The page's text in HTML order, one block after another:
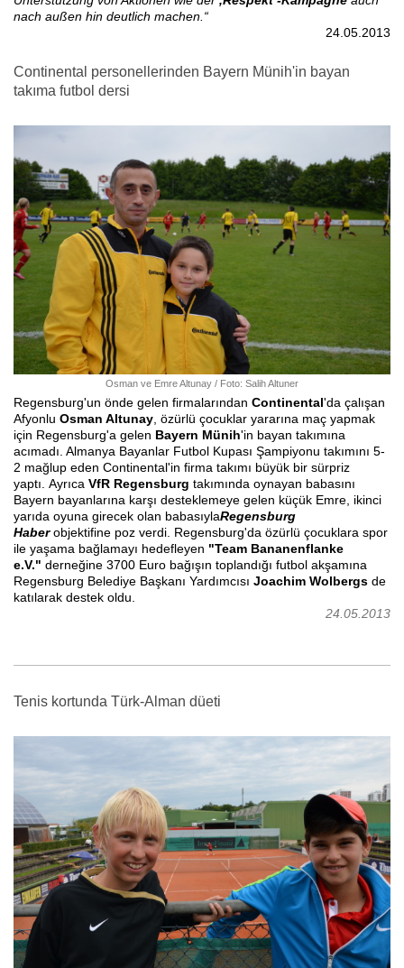
nach außen hin deutlich machen.“
24.05.2013
Continental personellerinden Bayern Münih'in bayan
takıma futbol dersi
Osman ve Emre Altunay / Foto: Salih Altuner
Regensburg'un önde gelen firmalarından Continental'da çalışan
Afyonlu Osman Altunay , özürlü çocuklar yararına maç yapmak
için Regensburg'a gelen Bayern Münih'in bayan takımına
acımadı. Almanya Bayanlar Futbol Kupası Şampiyonu takımını 5-
2 mağlup eden Continental'in firma takımı büyük bir sürpriz
yaptı. Ayrıca VfR Regensburg takımında oynayan babasını
Bayern bayanlarına karşı desteklemeye gelen küçük Emre, ikinci
yarıda oyuna girecek olan babasıylaRegensburg
Haberobjektifine poz verdi. Regensburg'da özürlü çocuklara spor
ile yaşama bağlamayı hedefleyen "Team Bananenflanke
e.V." derneğine 3700 Euro bağışın toplandığı futbol akşamına
Regensburg Belediye Başkanı Yardımcısı Joachim Wolbergs de
katılarak destek oldu.
24.05.2013
Tenis kortunda Türk-Alman düeti